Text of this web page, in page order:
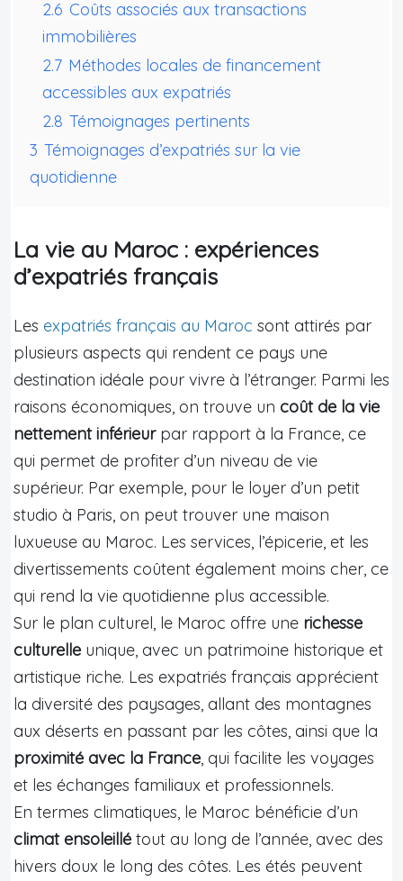
2.6 Coûts associés aux transactions
immobilières
2.7 Méthodes locales de financement
accessibles aux expatriés
2.8 Témoignages pertinents
3 Témoignages d’expatriés sur la vie
quotidienne
La vie au Maroc : expériences
d’expatriés français
Les expatriés français au Maroc sont attirés par
plusieurs aspects qui rendent ce pays une
destination idéale pour vivre à l’étranger. Parmi les
raisons économiques, on trouve un coût de la vie
nettement inférieurpar rapport à la France, ce
qui permet de profiter d’un niveau de vie
supérieur. Par exemple, pour le loyer d’un petit
studio à Paris, on peut trouver une maison
luxueuse au Maroc. Les services, l’épicerie, et les
divertissements coûtent également moins cher, ce
qui rend la vie quotidienne plus accessible.
Sur le plan culturel, le Maroc offre une richesse
culturelle unique, avec un patrimoine historique et
artistique riche. Les expatriés français apprécient
la diversité des paysages, allant des montagnes
aux déserts en passant par les côtes, ainsi que la
proximité avec la France, qui facilite les voyages
et les échanges familiaux et professionnels.
En termes climatiques, le Maroc bénéficie d’un
climat ensoleillé tout au long de l’année, avec des
hivers doux le long des côtes. Les étés peuvent